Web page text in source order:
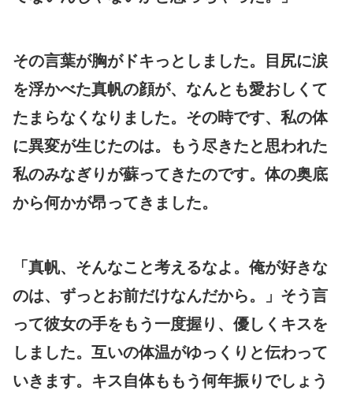
その言葉が胸がドキっとしました。目尻に涙
を浮かべた真帆の顔が、なんとも愛おしくて
たまらなくなりました。その時です、私の体
に異変が生じたのは。もう尽きたと思われた
私のみなぎりが蘇ってきたのです。体の奥底
から何かが昂ってきました。
「真帆、そんなこと考えるなよ。俺が好きな
のは、ずっとお前だけなんだから。」そう言
って彼女の手をもう一度握り、優しくキスを
しました。互いの体温がゆっくりと伝わって
いきます。キス自体ももう何年振りでしょう